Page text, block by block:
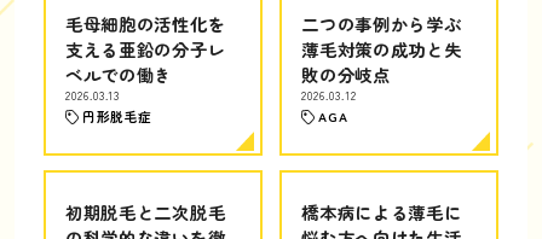
毛母細胞の活性化を
支える亜鉛の分子レ
ベルでの働き
2026.03.13
円形脱毛症
二つの事例から学ぶ
薄毛対策の成功と失
敗の分岐点
2026.03.12
AGA
初期脱毛と二次脱毛
橋本病による薄毛に